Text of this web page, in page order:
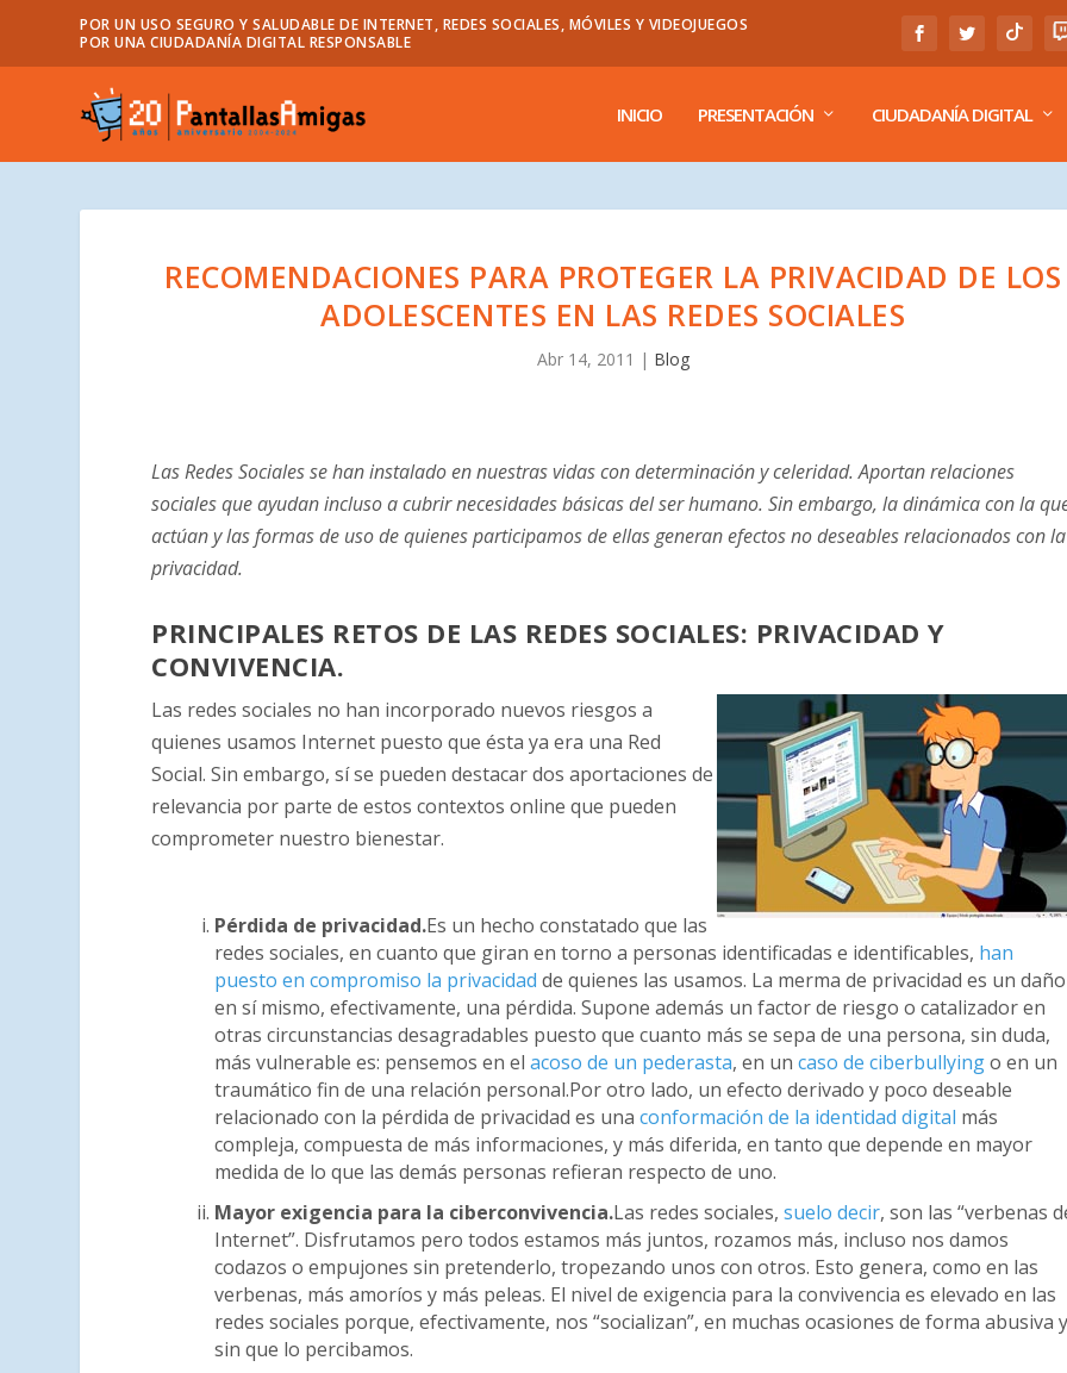
POR UN USO SEGURO Y SALUDABLE DE INTERNET, REDES SOCIALES, MÓVILES Y VIDEOJUEGOS
POR UNA CIUDADANÍA DIGITAL RESPONSABLE
INICIO PRESENTACIÓN CIUDADANÍA DIGITAL
RECOMENDACIONES PARA PROTEGER LA PRIVACIDAD DE LOS
ADOLESCENTES EN LAS REDES SOCIALES
Abr 14, 2011 | Blog
Las Redes Sociales se han instalado en nuestras vidas con determinación y celeridad. Aportan relaciones
sociales que ayudan incluso a cubrir necesidades básicas del ser humano. Sin embargo, la dinámica con la
actúan y las formas de uso de quienes participamos de ellas generan efectos no deseables relacionados con la
privacidad.
PRINCIPALES RETOS DE LAS REDES SOCIALES: PRIVACIDAD Y
CONVIVENCIA.
Las redes sociales no han incorporado nuevos riesgos a
quienes usamos Internet puesto que ésta ya era una Red
Social. Sin embargo, sí se pueden destacar dos aportaciones de
relevancia por parte de estos contextos online que pueden
comprometer nuestro bienestar.
Pérdida de privacidad.Es un hecho constatado que las
redes sociales, en cuanto que giran en torno a personas identificadas e identificables, han
puesto en compromiso la privacidad de quienes las usamos. La merma de privacidad es un daño
en sí mismo, efectivamente, una pérdida. Supone además un factor de riesgo o catalizador en
otras circunstancias desagradables puesto que cuanto más se sepa de una persona, sin duda,
más vulnerable es: pensemos en el acoso de un pederasta, en un caso de ciberbullyingo en un
traumático fin de una relación personal.Por otro lado, un efecto derivado y poco deseable
relacionado con la pérdida de privacidad es una conformación de la identidad digital más
compleja, compuesta de más informaciones, y más diferida, en tanto que depende en mayor
medida de lo que las demás personas refieran respecto de uno.
Mayor exigencia para la ciberconvivencia.Las redes sociales, suelo decir, son las “verbenas
Internet”. Disfrutamos pero todos estamos más juntos, rozamos más, incluso nos damos
codazos o empujones sin pretenderlo, tropezando unos con otros. Esto genera, como en las
verbenas, más amoríos y más peleas. El nivel de exigencia para la convivencia es elevado en las
redes sociales porque, efectivamente, nos “socializan”, en muchas ocasiones de forma abusiva y
sin que lo percibamos.